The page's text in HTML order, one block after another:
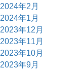
2024年2月
2024年1月
2023年12月
2023年11月
2023年10月
2023年9月